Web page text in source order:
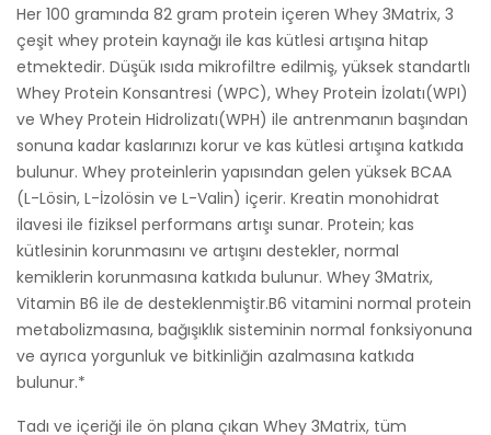
Her 100 gramında 82 gram protein içeren Whey 3Matrix, 3
çeşit whey protein kaynağı ile kas kütlesi artışına hitap
etmektedir. Düşük ısıda mikrofiltre edilmiş, yüksek standartlı
Whey Protein Konsantresi (WPC), Whey Protein İzolatı(WPI)
ve Whey Protein Hidrolizatı(WPH) ile antrenmanın başından
sonuna kadar kaslarınızı korur ve kas kütlesi artışına katkıda
bulunur. Whey proteinlerin yapısından gelen yüksek BCAA
(L-Lösin, L-İzolösin ve L-Valin) içerir. Kreatin monohidrat
ilavesi ile fiziksel performans artışı sunar. Protein; kas
kütlesinin korunmasını ve artışını destekler, normal
kemiklerin korunmasına katkıda bulunur. Whey 3Matrix,
Vitamin B6 ile de desteklenmiştir.B6 vitamini normal protein
metabolizmasına, bağışıklık sisteminin normal fonksiyonuna
ve ayrıca yorgunluk ve bitkinliğin azalmasına katkıda
bulunur.*
Tadı ve içeriği ile ön plana çıkan Whey 3Matrix, tüm